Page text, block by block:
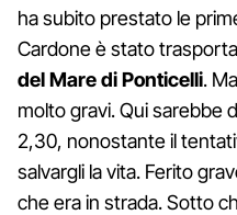
ha subito prestato le
Cardone è stato
del Mare di Ponticelli.
molto gravi. Qui sarebbe
2,30, nonostante il
salvargli la vita. Ferito
che era in strada. Sotto